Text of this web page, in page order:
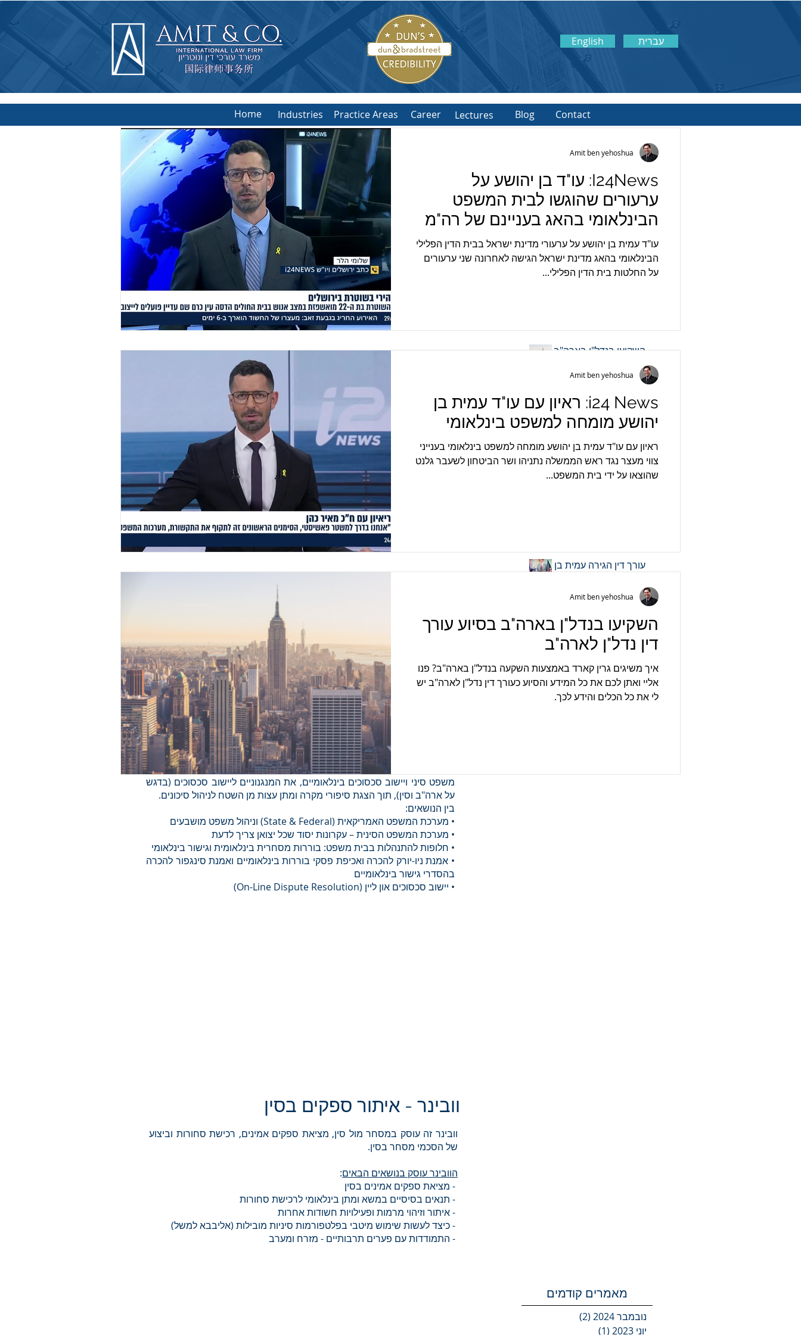
English עברית
Home Industries Practice Areas Career Contact
Blog
Lectures
וובינר בשיתוף עם מכון היצוא - יישוב
סכסוכים בינלאומיים - ארצות הברית וסין
ארה"ב וסין הינן שותפות הסחר הגדולות ביותר של ישראל. הבנה של המנגנונים
ליישוב סכסוכים מסחריים בינלאומיים והשוני בהשוואה לישראל היא מהותית
ליצואן הפועל בחו"ל.
בהרצאה יסקור עו"ד עמית בן-יהושע, המתמחה במשפט מסחרי בינלאומי,
משפט סיני ויישוב סכסוכים בינלאומיים, את המנגנוניים ליישוב סכסוכים (בדגש
על ארה"ב וסין), תוך הצגת סיפורי מקרה ומתן עצות מן השטח לניהול סיכונים.
בין הנושאים:
• מערכת המשפט האמריקאית (State & Federal) וניהול משפט מושבעים
• מערכת המשפט הסינית – עקרונות יסוד שכל יצואן צריך לדעת
• חלופות להתנהלות בבית משפט: בוררות מסחרית בינלאומית וגישור בינלאומי
• אמנת ניו-יורק להכרה ואכיפת פסקי בוררות בינלאומיים ואמנת סינגפור להכרה
בהסדרי גישור בינלאומיים
• יישוב סכסוכים און ליין (On-Line Dispute Resolution)
מאמרים מומלצים:
I24News: עו"ד בן יהושע
על ערעורים שהוגשו לבית
בעניינם של רה"מ נתניהו
ושר הביטחון לשעבר
גלנט
i24 News: ראיון עם עו"ד
השקיעו בנדל"ן בארה"ב
בסיוע עורך דין נדל"ן
לארה"ב
Trade blocks: China
Following the
Execution of RCEP
עורך דין הגירה עמית בן
(ויזת משקיעים)
עיכוב עשיית צדק כאי
עשיית צדק- ההבטחה
הטמונה ביישוב סכסוכים
אונליין - ODR עורך דין
I24News: עו"ד בן יהושע על
ערעורים שהוגשו לבית המשפט
הבינלאומי בהאג בעניינם של רה"מ
נתניהו ושר הביטחון לשעבר גלנט
עו"ד עמית בן יהושע על ערעורי מדינת ישראל בבית הדין הפלילי
הבינלאומי בהאג מדינת ישראל הגישה לאחרונה שני ערעורים
על החלטות בית הדין הפלילי...
Amit ben yehoshua
i24 News: ראיון עם עו"ד עמית בן
יהושע מומחה למשפט בינלאומי
ראיון עם עו"ד עמית בן יהושע מומחה למשפט בינלאומי בענייני
צווי מעצר נגד ראש הממשלה נתניהו ושר הביטחון לשעבר גלנט
שהוצאו על ידי בית המשפט...
Amit ben yehoshua
השקיעו בנדל"ן בארה"ב בסיוע עורך
דין נדל"ן לארה"ב
איך משיגים גרין קארד באמצעות השקעה בנדל"ן בארה"ב? פנו
אליי ואתן לכם את כל המידע והסיוע כעורך דין נדל"ן לארה"ב יש
לי את כל הכלים והידע לכך.
Amit ben yehoshua
וובינר - איתור ספקים בסין
וובינר זה עוסק במסחר מול סין, מציאת ספקים אמינים, רכישת סחורות וביצוע
של הסכמי מסחר בסין.
הוובינר עוסק בנושאים הבאים:
- מציאת ספקים אמינים בסין
- תנאים בסיסיים במשא ומתן בינלאומי לרכישת סחורות
- איתור וזיהוי מרמות ופעילויות חשודות אחרות
- כיצד לעשות שימוש מיטבי בפלטפורמות סיניות מובילות (אליבבא למשל)
- התמודדות עם פערים תרבותיים - מזרח ומערב
מאמרים קודמים
נובמבר 2024 (2)
יוני 2023
(1)